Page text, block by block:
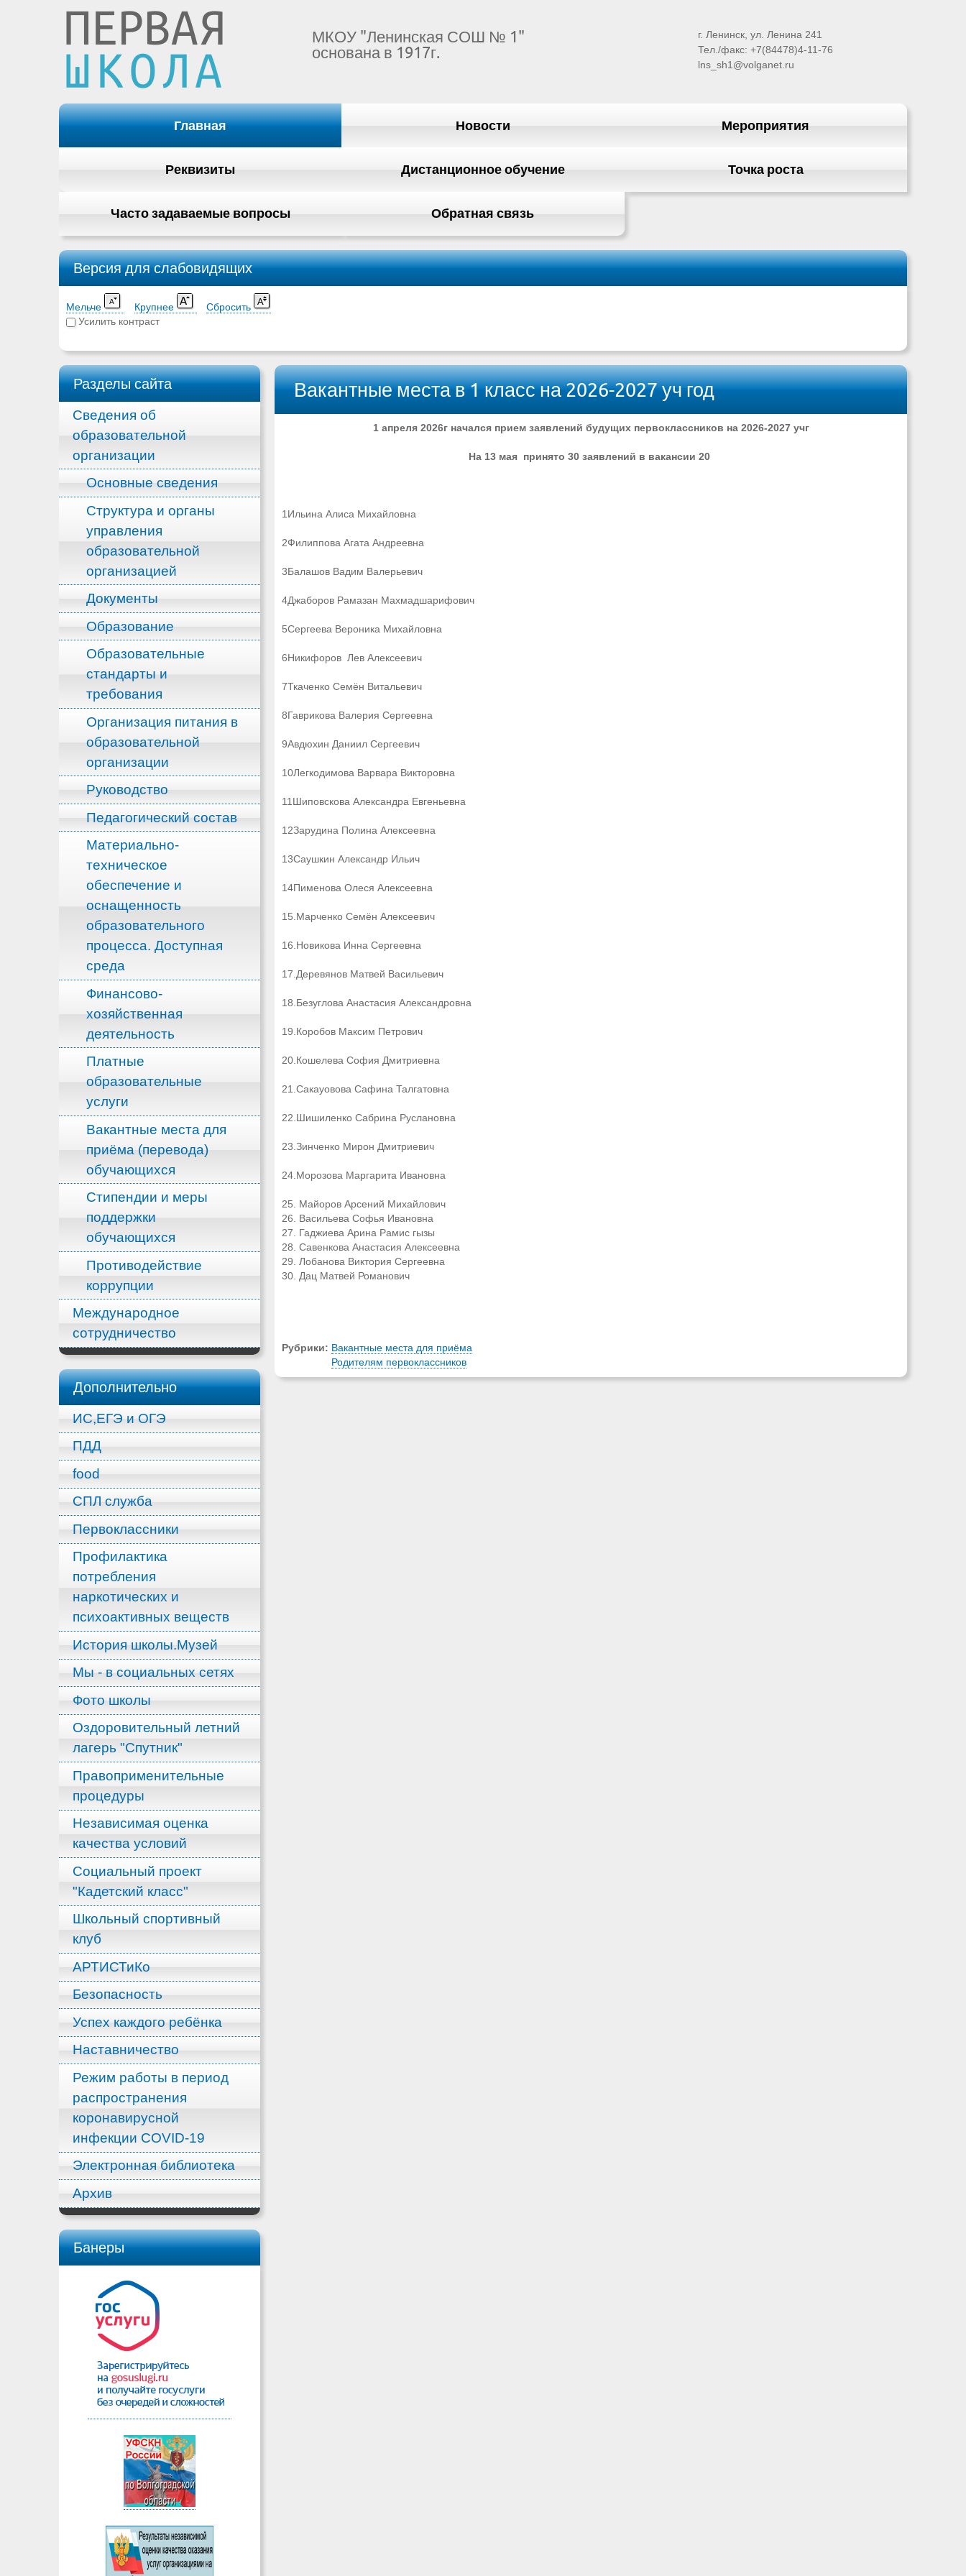
МКОУ "Ленинская СОШ № 1"
основана в 1917г.
г. Ленинск, ул. Ленина 241
Тел./факс: +7(84478)4-11-76
lns_sh1@volganet.ru
Главная Новости Мероприятия
Реквизиты Дистанционное обучение Точка роста
Часто задаваемые вопросы Обратная связь
Версия для слабовидящих
Мельче Крупнее
Сбросить
Усилить контраст
Разделы сайта
Сведения об
образовательной
организации
Основные сведения
Структура и органы
управления
образовательной
организацией
Документы
Образование
Образовательные
стандарты и
требования
Организация питания в
образовательной
организации
Руководство
Педагогический состав
Материально-
техническое
обеспечение и
оснащенность
образовательного
процесса. Доступная
среда
Финансово-
хозяйственная
деятельность
Платные
образовательные
услуги
Вакантные места для
приёма (перевода)
обучающихся
Стипендии и меры
поддержки
обучающихся
Противодействие
коррупции
Международное
сотрудничество
Дополнительно
ИС,ЕГЭ и ОГЭ
ПДД
food
СПЛ служба
Первоклассники
Профилактика
потребления
наркотических и
психоактивных веществ
История школы.Музей
Мы - в социальных сетях
Фото школы
Оздоровительный летний
лагерь "Спутник"
Правоприменительные
процедуры
Независимая оценка
качества условий
Социальный проект
"Кадетский класс"
Школьный спортивный
клуб
АРТИСТиКо
Безопасность
Успех каждого ребёнка
Наставничество
Режим работы в период
распространения
коронавирусной
инфекции COVID-19
Электронная библиотека
Архив
Банеры
Вакантные места в 1 класс на 2026-2027 уч год
1 апреля 2026г начался прием заявлений будущих первоклассников на 2026-2027 учг
На 13 мая принято 30 заявлений в вакансии 20
1Ильина Алиса Михайловна
2Филиппова Агата Андреевна
3Балашов Вадим Валерьевич
4Джаборов Рамазан Махмадшарифович
5Сергеева Вероника Михайловна
6Никифоров Лев Алексеевич
7Ткаченко Семён Витальевич
8Гаврикова Валерия Сергеевна
9Авдюхин Даниил Сергеевич
10Легкодимова Варвара Викторовна
11Шиповскова Александра Евгеньевна
12Зарудина Полина Алексеевна
13Саушкин Александр Ильич
14Пименова Олеся Алексеевна
15.Марченко Семён Алексеевич
16.Новикова Инна Сергеевна
17.Деревянов Матвей Васильевич
18.Безуглова Анастасия Александровна
19.Коробов Максим Петрович
20.Кошелева София Дмитриевна
21.Сакауовова Сафина Талгатовна
22.Шишиленко Сабрина Руслановна
23.Зинченко Мирон Дмитриевич
24.Морозова Маргарита Ивановна
25. Майоров Арсений Михайлович
26. Васильева Софья Ивановна
27. Гаджиева Арина Рамис гызы
28. Савенкова Анастасия Алексеевна
29. Лобанова Виктория Сергеевна
30. Дац Матвей Романович
Рубрики: Вакантные места для приёма
Родителям первоклассников